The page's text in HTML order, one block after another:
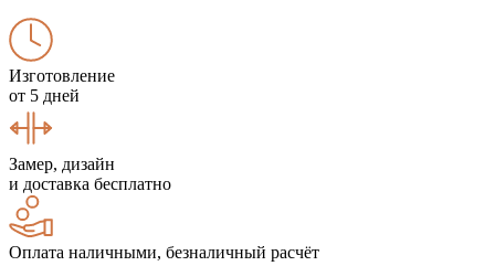
Изготовление
от 5 дней
Замер, дизайн
и доставка бесплатно
Оплата наличными, безналичный расчёт